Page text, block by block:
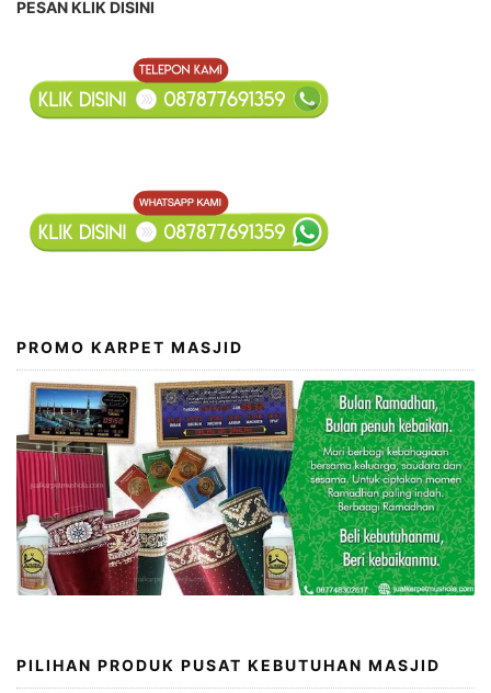
PESAN KLIK DISINI
PROMO KARPET MASJID
PILIHAN PRODUK PUSAT KEBUTUHAN MASJID